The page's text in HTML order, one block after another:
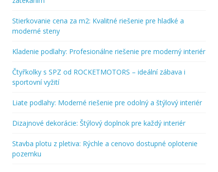
Stierkovanie cena za m2: Kvalitné riešenie pre hladké a
moderné steny
Kladenie podlahy: Profesionálne riešenie pre moderný interiér
Čtyřkolky s SPZ od ROCKETMOTORS – ideální zábava i
sportovní vyžití
Liate podlahy: Moderné riešenie pre odolný a štýlový interiér
Dizajnové dekorácie: Štýlový doplnok pre každý interiér
Stavba plotu z pletiva: Rýchle a cenovo dostupné oplotenie
pozemku